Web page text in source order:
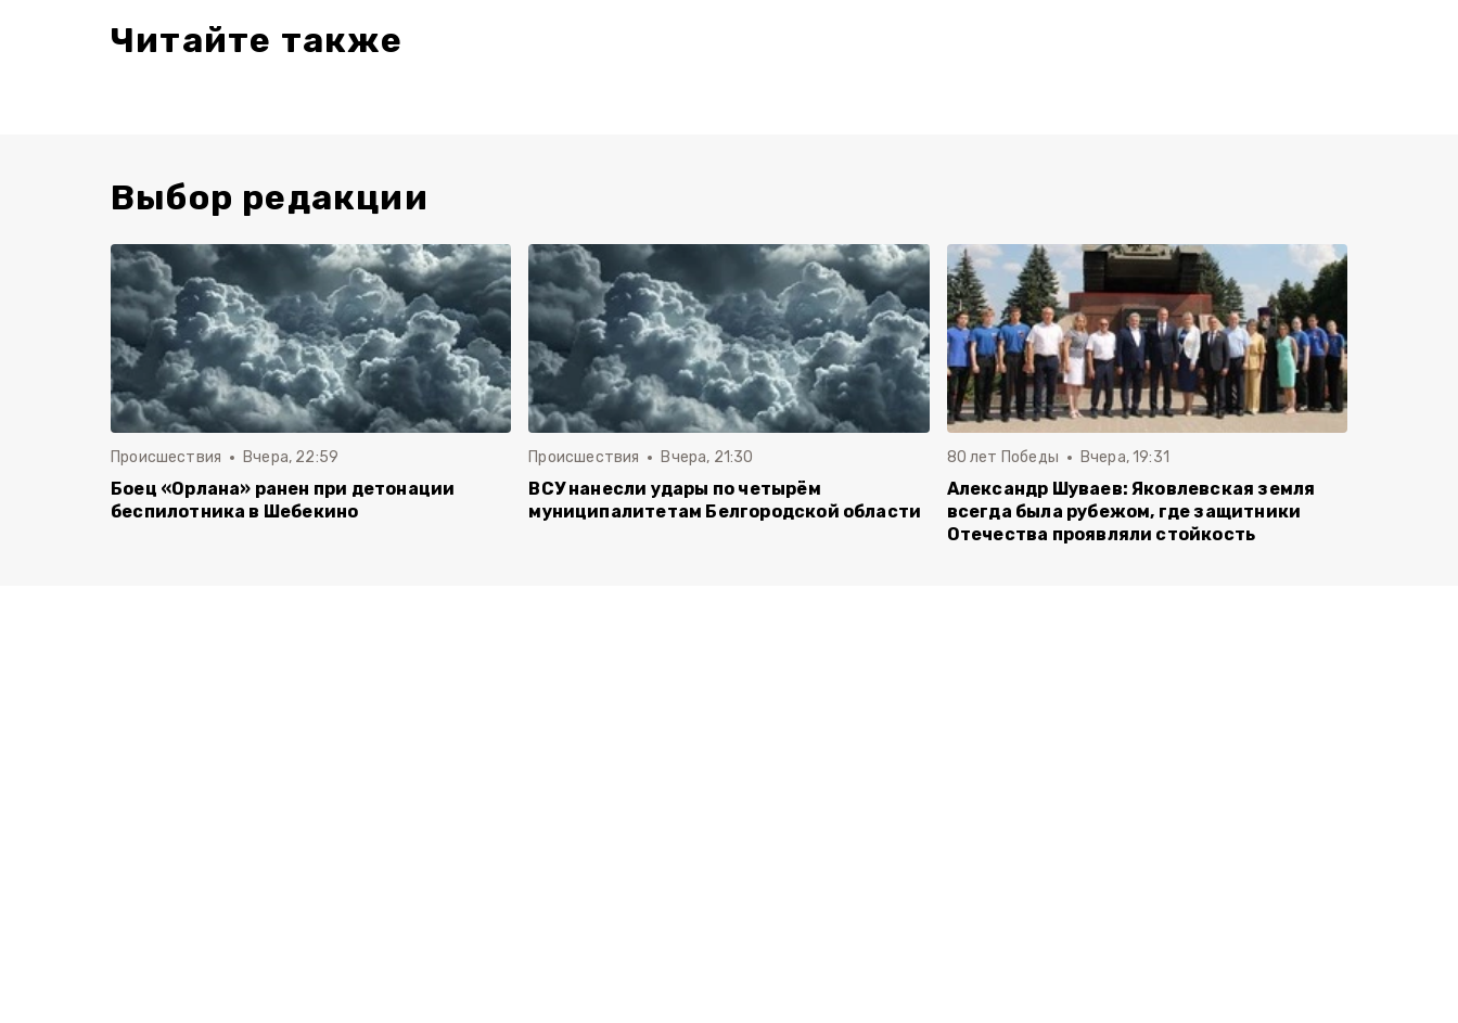
Читайте также
Выбор редакции
Происшествия Вчера, 22:59
Боец «Орлана» ранен при детонации
беспилотника в Шебекино
Происшествия Вчера, 21:30
ВСУ нанесли удары по четырём
муниципалитетам Белгородской области
80 лет Победы Вчера, 19:31
Александр Шуваев: Яковлевская земля
всегда была рубежом, где защитники
Отечества проявляли стойкость